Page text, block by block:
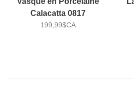
Calacatta 0817
199,99$CA